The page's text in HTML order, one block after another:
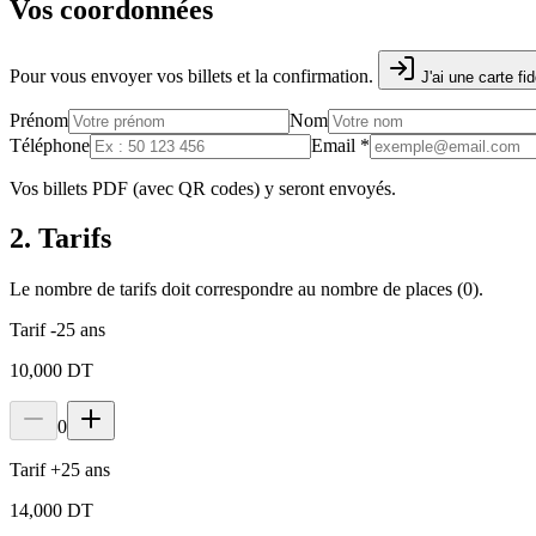
Vos coordonnées
Pour vous envoyer vos billets et la confirmation. J'ai une carte
Prénom
Nom
Téléphone
Email *
Vos billets PDF (avec QR codes) y seront envoyés.
2. Tarifs
Le nombre de tarifs doit correspondre au nombre de places (0).
Tarif -25 ans
10,000 DT
0
Tarif +25 ans
14,000 DT